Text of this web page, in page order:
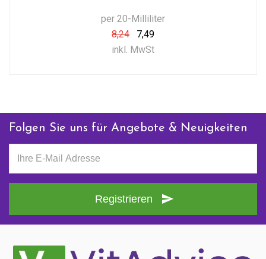
per 20-Milliliter
8,24
7,49
inkl. MwSt
Folgen Sie uns für Angebote & Neuigkeiten
Registrieren